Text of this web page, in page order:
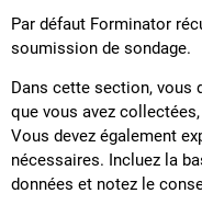
Par défaut Forminator
soumission de sondage.
Dans cette section, vous
que vous avez
Vous devez également
nécessaires. Incluez la
données et notez le